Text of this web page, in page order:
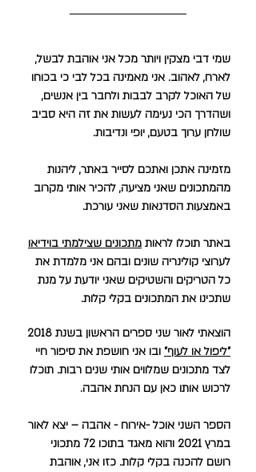
שמי דבי מצקין ויותר מכל אני אוהבת לבשל,
לארח, לאהוב. אני מאמינה בכל לבי כי בכוחו
של האוכל לקרב לבבות ולחבר בין אנשים,
ושהדרך הכי נעימה לעשות את זה היא סביב
שולחן ערוך בטעם, יופי ונדיבות.
מזמינה אתכן ואתכם לסייר באתר, ליהנות
מהמתכונים שאני מציעה, להכיר אותי מקרוב
באמצעות הסדנאות שאני עורכת.
באתר תוכלו לראות מתכונים שצילמתי בוידיאו
לערוצי קולינריה שונים ובהם אני מלמדת את
כל הטריקים והשטיקים שאני יודעת על מנת
שתכינו את המתכונים בקלי קלות.
הוצאתי לאור שני ספרים הראשון בשנת 2018
"ליפול או לעוף" ובו אני חושפת את סיפור חיי
לצד מתכונים שמלווים אותי שנים רבות. תוכלו
לרכוש אותו כאן עם הנחת אהבה.
הספר השני אוכל -אירוח - אהבה – יצא לאור
במרץ 2021 והוא מאגד בתוכו 72 מתכוני
רושם להכנה בקלי קלות. כזו אני, אוהבת